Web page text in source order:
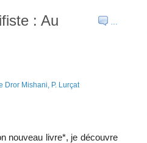
…
: Au
nouveau livre*, je découvre